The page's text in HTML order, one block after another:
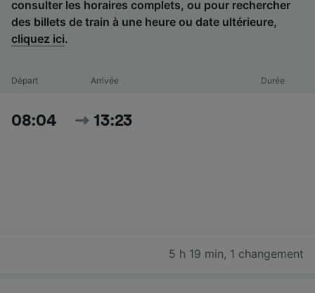
consulter les horaires complets, ou pour rechercher
des billets de train à une heure ou date ultérieure,
cliquez ici.
Départ Arrivée Durée
08:04 13:23
5 h 19 min, 1 changement